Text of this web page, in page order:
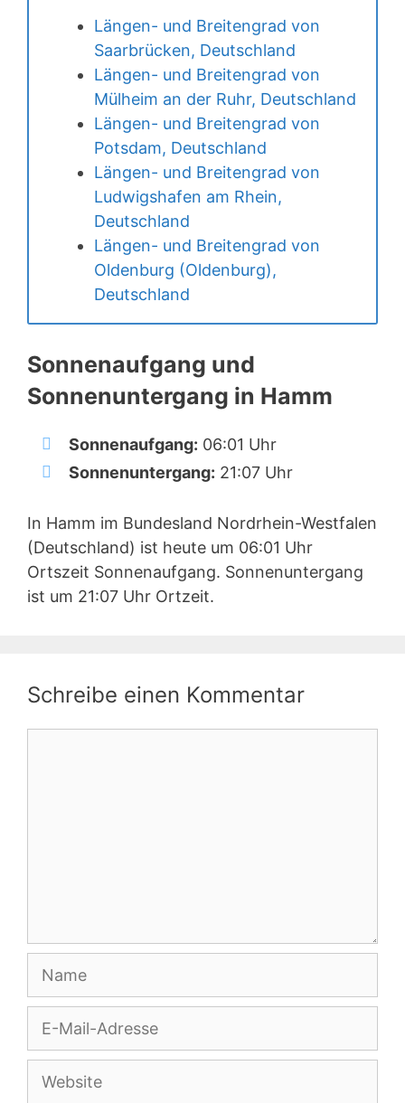
Längen- und Breitengrad von
Saarbrücken, Deutschland
Längen- und Breitengrad von
Mülheim an der Ruhr, Deutschland
Längen- und Breitengrad von
Potsdam, Deutschland
Längen- und Breitengrad von
Ludwigshafen am Rhein,
Deutschland
Längen- und Breitengrad von
Oldenburg (Oldenburg),
Deutschland
Sonnenaufgang und
Sonnenuntergang in Hamm
Sonnenaufgang: 06:01 Uhr
Sonnenuntergang: 21:07 Uhr
In Hamm im Bundesland Nordrhein-Westfalen
(Deutschland) ist heute um 06:01 Uhr
Ortszeit Sonnenaufgang. Sonnenuntergang
ist um 21:07 Uhr Ortzeit.
Schreibe einen Kommentar
Adresse
Website